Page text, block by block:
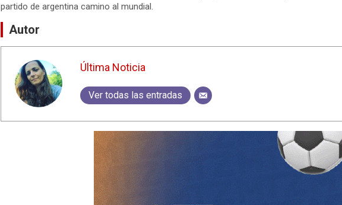
partido de argentina camino al mundial.
Autor
Última Noticia
Ver todas las entradas